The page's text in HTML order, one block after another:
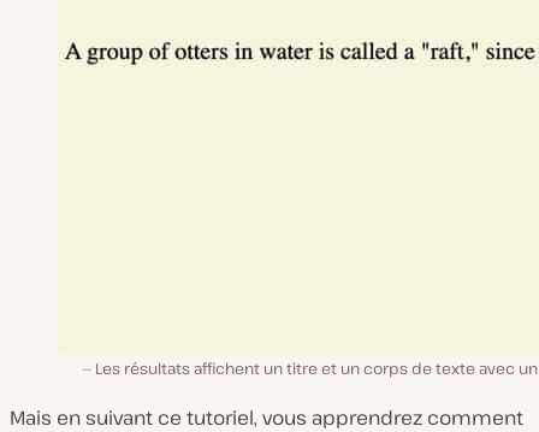
Les résultats affichent un titre et un corps de texte avec
Mais en suivant ce tutoriel, vous apprendrez comment